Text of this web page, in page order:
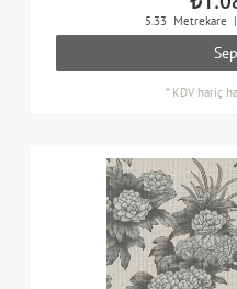
5.33 Metrekare
* KDV hariç